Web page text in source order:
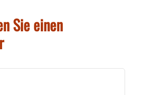
Sie einen